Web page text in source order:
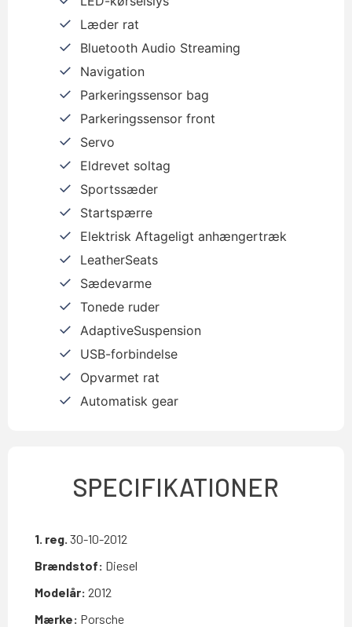
Læder rat
Bluetooth Audio Streaming
Navigation
Parkeringssensor bag
Parkeringssensor front
Servo
Eldrevet soltag
Sportssæder
Startspærre
Elektrisk Aftageligt anhængertræk
LeatherSeats
Sædevarme
Tonede ruder
AdaptiveSuspension
USB-forbindelse
Opvarmet rat
Automatisk gear
SPECIFIKATIONER
1. reg. 30-10-2012
Brændstof: Diesel
Modelår: 2012
Mærke: Porsche